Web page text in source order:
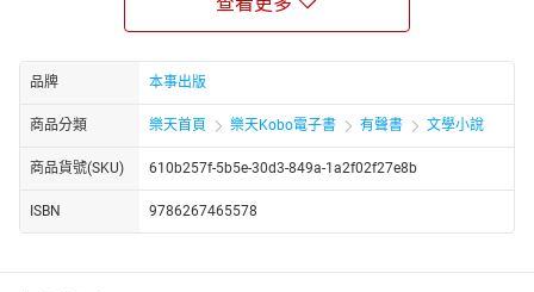
屠格涅夫以一個個鮮明立體的角色，描畫出當時的俄國社會，
而在巴札洛夫死去之後，他身邊的人們一一變得更好、獲得了幸
福，
只有他，最終成為了「站在未來門前注定毀滅的人」。
讓作家唐諾帶領你，深入屠格涅夫筆下現實而殘酷的老俄羅斯時
空。
品牌 本事出版
商品分類 樂天首頁 樂天Kobo電子書 有聲書 文學小說
商品貨號(SKU) 610b257f-5b5e-30d3-849a-1a2f02f27e8b
ISBN 9786267465578